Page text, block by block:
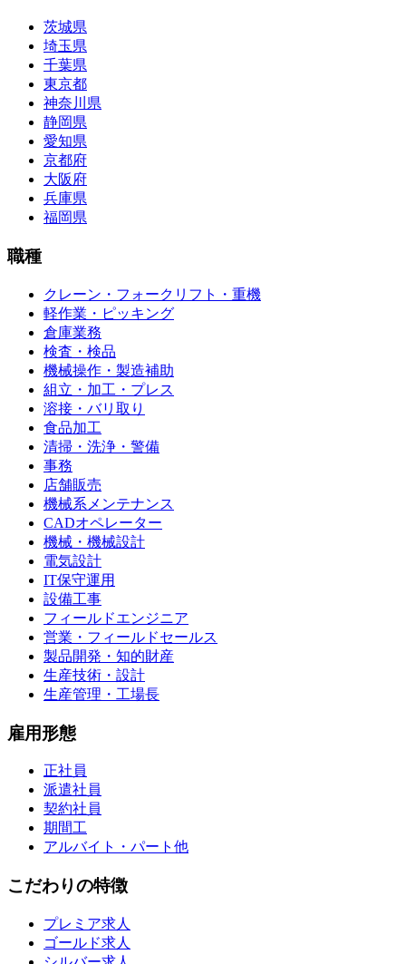
茨城県
埼玉県
千葉県
東京都
神奈川県
静岡県
愛知県
京都府
大阪府
兵庫県
福岡県
職種
クレーン・フォークリフト・重機
軽作業・ピッキング
倉庫業務
検査・検品
機械操作・製造補助
組立・加工・プレス
溶接・バリ取り
食品加工
清掃・洗浄・警備
事務
店舗販売
機械系メンテナンス
CADオペレーター
機械・機械設計
電気設計
IT保守運用
設備工事
フィールドエンジニア
営業・フィールドセールス
製品開発・知的財産
生産技術・設計
生産管理・工場長
雇用形態
正社員
派遣社員
契約社員
期間工
アルバイト・パート他
こだわりの特徴
プレミア求人
ゴールド求人